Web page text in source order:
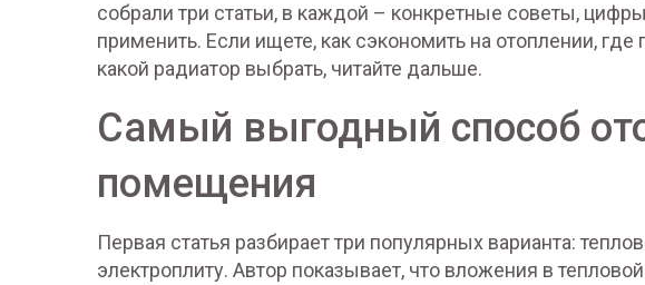
собрали три статьи, в каждой – конкретные советы,
применить. Если ищете, как сэкономить на отоплении, где
какой радиатор выбрать, читайте дальше.
Самый выгодный способ
помещения
Первая статья разбирает три популярных варианта:
электроплиту. Автор показывает, что вложения в